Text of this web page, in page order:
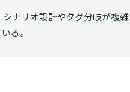
ナリオ設計やタグ分岐が複雑
る。